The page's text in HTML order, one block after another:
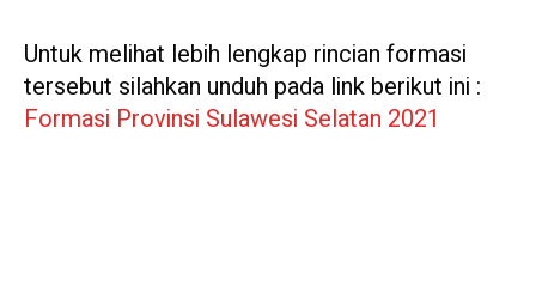
Untuk melihat lebih lengkap rincian formasi
tersebut silahkan unduh pada link berikut ini :
Formasi Provinsi Sulawesi Selatan 2021